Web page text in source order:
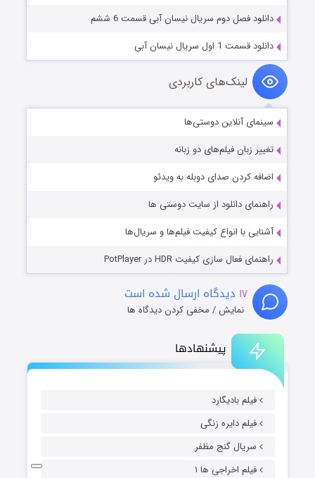
پیشنهادها
فیلم بادیگارد
فیلم دایره زنگی
سریال گنج مظفر
فیلم اخراجی ها ۱
دانلود فصل دوم سریال نیسان آبی قسمت 6 ششم
دانلود قسمت 1 اول سریال نیسان آبی
لینک‌های کاربردی
سینمای آنلاین دوستی‌ها
تغییر زبان فیلم‌های دو زبانه
اضافه کردن صدای دوبله به ویدئو
راهنمای دانلود از سایت دوستی ها
آشنایی با انواع کیفیت فیلم‌ها و سریال‌ها
راهنمای فعال سازی کیفیت HDR در PotPlayer
۱۷ دیدگاه ارسال شده است
نمایش / مخفی کردن دیدگاه ها